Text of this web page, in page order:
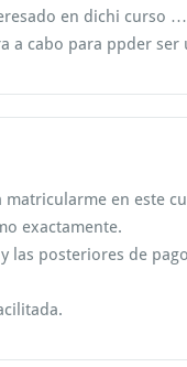
en dichi curso
a cabo para ppder ser
en este
exactamente.
las posteriores de